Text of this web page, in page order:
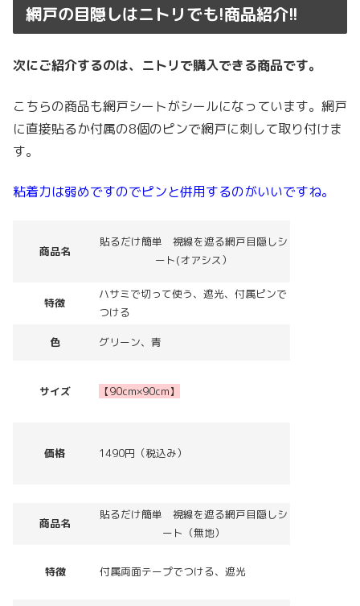
網戸の目隠しはニトリでも!商品紹介!!
次にご紹介するのは、 ニトリで購入できる商品です。
こちらの商品も網戸シートがシールになっています。網戸
に直接貼るか付属の8個のピンで網戸に刺して取り付けま
す。
粘着力は弱めですのでピンと併用するのがいいですね。
商品名
貼るだけ簡単 視線を遮る網戸目隠しシ
ート(オアシス）
特徴
ハサミで切って使う、遮光、付属ピンで
つける
色 グリーン、青
サイズ 【90cm×90cm】
価格 1490円（税込み）
商品名
貼るだけ簡単 視線を遮る網戸目隠しシ
ート（無地）
特徴 付属両面テープでつける、遮光